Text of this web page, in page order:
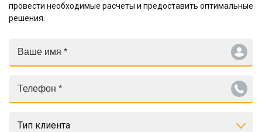
провести необходимые расчеты и предоставить оптимальные
решения.
Тип клиента